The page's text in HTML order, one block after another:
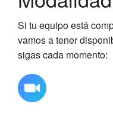
Si tu equipo está
vamos a tener
sigas cada momento: